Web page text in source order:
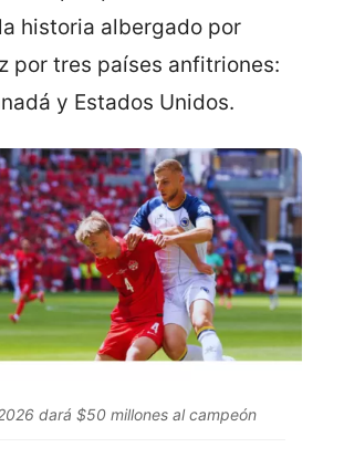
historia albergado por
por tres países anfitriones:
y Estados Unidos.
dará $50 millones al campeón